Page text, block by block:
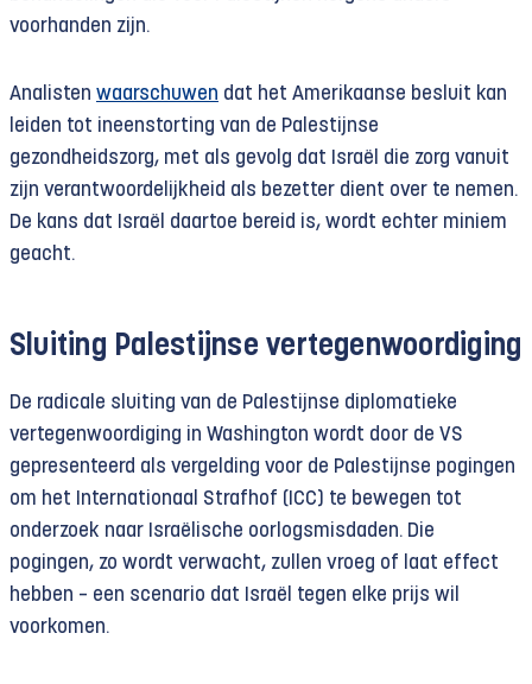
voorhanden zijn.
Analisten waarschuwen dat het Amerikaanse besluit kan
leiden tot ineenstorting van de Palestijnse
gezondheidszorg, met als gevolg dat Israël die zorg vanuit
zijn verantwoordelijkheid als bezetter dient over te nemen.
De kans dat Israël daartoe bereid is, wordt echter miniem
geacht.
Sluiting Palestijnse vertegenwoordiging
De radicale sluiting van de Palestijnse diplomatieke
vertegenwoordiging in Washington wordt door de VS
gepresenteerd als vergelding voor de Palestijnse pogingen
om het Internationaal Strafhof (ICC) te bewegen tot
onderzoek naar Israëlische oorlogsmisdaden. Die
pogingen, zo wordt verwacht, zullen vroeg of laat effect
hebben – een scenario dat Israël tegen elke prijs wil
voorkomen.